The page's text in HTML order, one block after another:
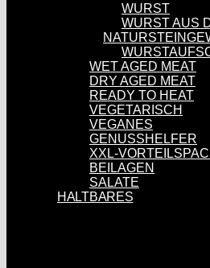
WURST
WURST AUS
WET AGED MEAT
DRY AGED MEAT
READY TO HEAT
VEGETARISCH
VEGANES
GENUSSHELFER
XXL-
BEILAGEN
SALATE
HALTBARES